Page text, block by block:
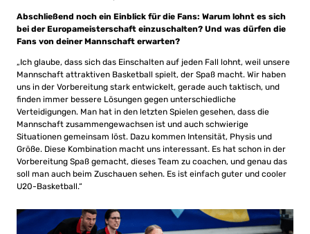
Abschließend noch ein Einblick für die Fans: Warum lohnt es sich
bei der Europameisterschaft einzuschalten? Und was dürfen die
Fans von deiner Mannschaft erwarten?
„Ich glaube, dass sich das Einschalten auf jeden Fall lohnt, weil unsere
Mannschaft attraktiven Basketball spielt, der Spaß macht. Wir haben
uns in der Vorbereitung stark entwickelt, gerade auch taktisch, und
finden immer bessere Lösungen gegen unterschiedliche
Verteidigungen. Man hat in den letzten Spielen gesehen, dass die
Mannschaft zusammengewachsen ist und auch schwierige
Situationen gemeinsam löst. Dazu kommen Intensität, Physis und
Größe. Diese Kombination macht uns interessant. Es hat schon in der
Vorbereitung Spaß gemacht, dieses Team zu coachen, und genau das
soll man auch beim Zuschauen sehen. Es ist einfach guter und cooler
U20-Basketball.“